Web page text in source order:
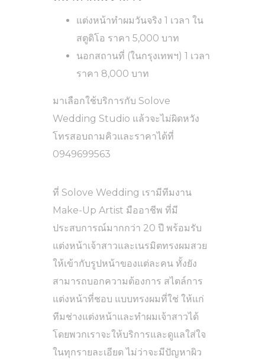
แต่งหน้าทำผมวันจริง 1 เวลา ใน
สตูดิโอ ราคา 5,000 บาท
นอกสถานที่ (ในกรุงเทพฯ) 1 เวลา
ราคา 8,000 บาท
มาเลือกใช้บริการกับ Solove
Wedding Studio แล้วจะไม่ผิดหวัง
โทรสอบถามคิวและราคาได้ที่
0949699563
ที่ Solove Wedding เรามีทีมงาน
Make-Up Artist มืออาชีพ ที่มี
ประสบการณ์มากกว่า 20 ปี พร้อมรับ
แต่งหน้าเจ้าสาวและเนรมิตทรงผมสวย
ให้เข้ากับรูปหน้าของแต่ละคน ทั้งยัง
สามารถบอกความต้องการ สไตล์การ
แต่งหน้าที่ชอบ แบบทรงผมที่ใช่ ให้แก่
ทีมช่างแต่งหน้าและทำผมเจ้าสาวได้
โดยพวกเราจะให้บริการและดูแลใส่ใจ
ในทุกรายละเอียด ไม่ว่าจะมีปัญหาผิว